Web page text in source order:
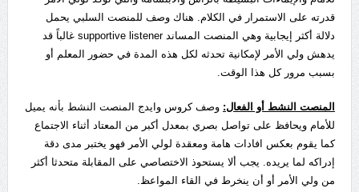
قدرته على الاستمرار في الكلام. هناك وصف للمنصت السلبي يحمل
دلالة أكثر إيجابية وهي المنصت المساند supportive listener غالباً قد
يدهش ولي الأمر لإمكانية تحدثه لكل هذه المدة في حضور المعلم أو
بسبب مرور كل هذا الوقت.
المنصت النشط أو الفعال: وصف كروس وايدج المنصت النشط بأنه يميل
للأمام ويحافظ على تواصل بصري بمعدل أكبر من المعتاد أثناء الاجتماع
كما يقوم بعكس افادات هامة ومعقدة لولي الأمر فهو يختبر مدى دقة
إدراكه لما يريده. يجب ألا يستحوذ الاختصاصي على المقابلة متحدثا أكثر
من ولي الأمر أو أن ينخرط في القاء المواعظ.